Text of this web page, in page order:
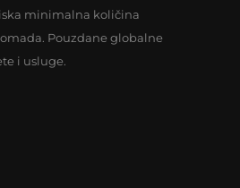
minimalna količina
Pouzdane globalne
i usluge.